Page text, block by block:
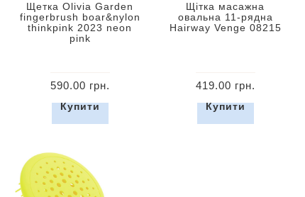
Щетка Olivia Garden
fingerbrush boar&nylon
thinkpink 2023 neon
pink
590.00 грн.
Купити
Щітка масажна
овальна 11-рядна
Hairway Venge 08215
419.00 грн.
Купити